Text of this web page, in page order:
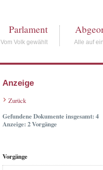
Parlament
Vom Volk gewählt Alle auf
Anzeige
Zurück
Gefundene Dokumente insgesamt: 4
Anzeige: 2 Vorgänge
Vorgänge